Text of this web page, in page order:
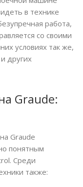
в технике
работа,
со своими
условиях так же,
других
Graude:
Graude
понятным
Среди
также: